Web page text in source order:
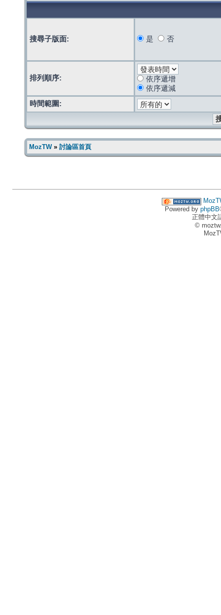
搜尋子版面: 是 否
排列順序:
依序遞增
依序遞減
時間範圍:
MozTW» 討論區首頁
Powered by phpBB
正體中文
©